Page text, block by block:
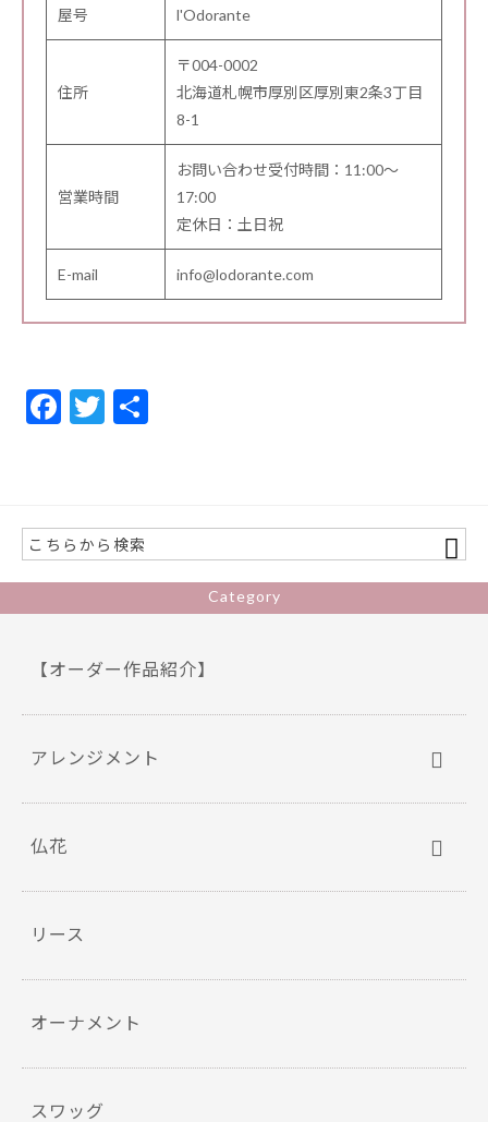
屋号 l'Odorante
住所
〒004-0002
北海道札幌市厚別区厚別東2条3丁目
8-1
営業時間
お問い合わせ受付時間：11:00～
17:00
定休日：土日祝
E-mail info@lodorante.com
F
o
o
k
T
Category
【オーダー作品紹介】
アレンジメント
仏花
リース
オーナメント
スワッグ